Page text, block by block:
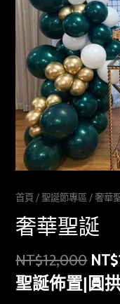
首頁/聖誕節專區/ 奢華
奢華聖誕
NT$12,000NT$
聖誕佈置|圓